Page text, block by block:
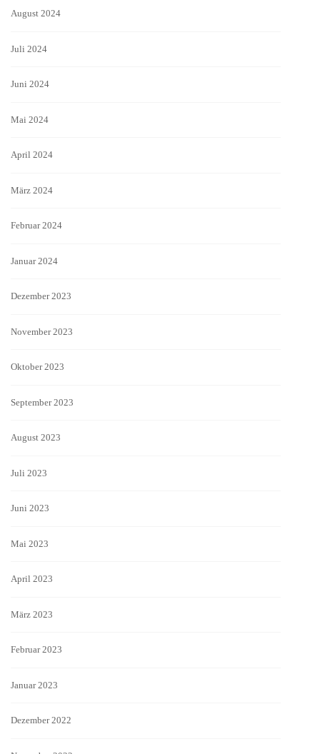
August 2024
Juli 2024
Juni 2024
Mai 2024
April 2024
März 2024
Februar 2024
Januar 2024
Dezember 2023
November 2023
Oktober 2023
September 2023
August 2023
Juli 2023
Juni 2023
Mai 2023
April 2023
März 2023
Februar 2023
Januar 2023
Dezember 2022